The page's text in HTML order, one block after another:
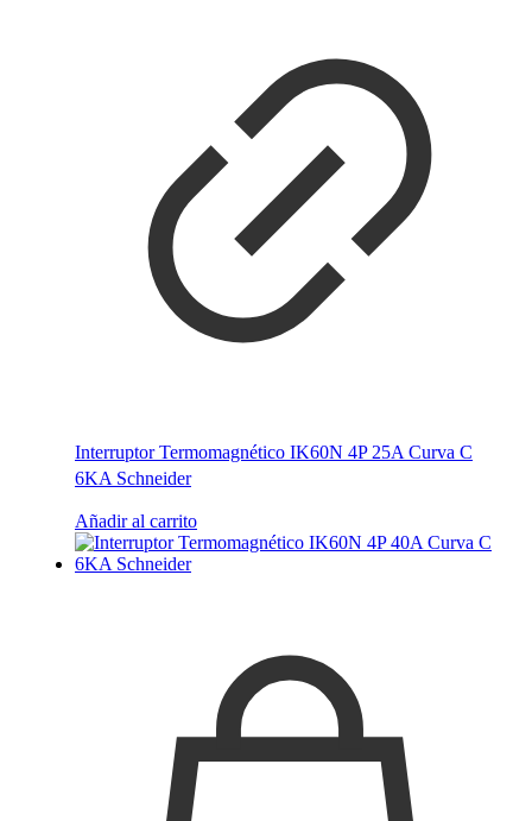
Interruptor Termomagnético IK60N 4P 25A Curva C
6KA Schneider
Añadir al carrito